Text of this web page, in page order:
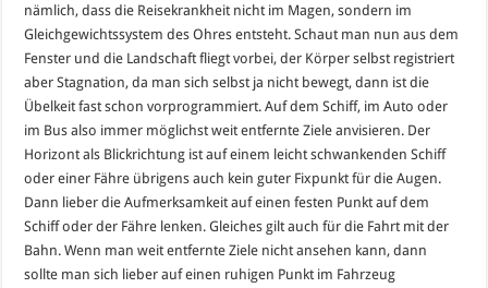
nämlich, dass die Reisekrankheit nicht im Magen, sondern im
Gleichgewichtssystem des Ohres entsteht. Schaut man nun aus dem
Fenster und die Landschaft fliegt vorbei, der Körper selbst registriert
aber Stagnation, da man sich selbst ja nicht bewegt, dann ist die
Übelkeit fast schon vorprogrammiert. Auf dem Schiff, im Auto oder
im Bus also immer möglichst weit entfernte Ziele anvisieren. Der
Horizont als Blickrichtung ist auf einem leicht schwankenden Schiff
oder einer Fähre übrigens auch kein guter Fixpunkt für die Augen.
Dann lieber die Aufmerksamkeit auf einen festen Punkt auf dem
Schiff oder der Fähre lenken. Gleiches gilt auch für die Fahrt mit der
Bahn. Wenn man weit entfernte Ziele nicht ansehen kann, dann
sollte man sich lieber auf einen ruhigen Punkt im Fahrzeug